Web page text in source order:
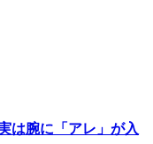
は腕に「アレ」が入